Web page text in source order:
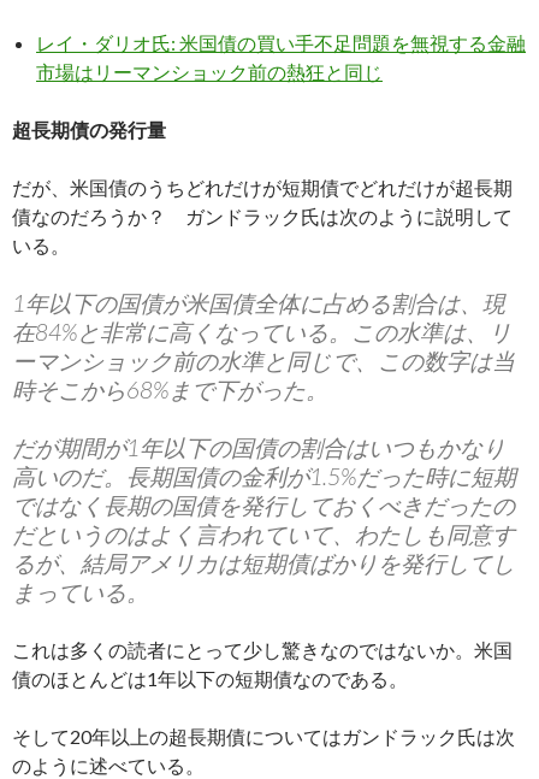
レイ・ダリオ氏: 米国債の買い手不足問題を無視する金融
市場はリーマンショック前の熱狂と同じ
超長期債の発行量
だが、米国債のうちどれだけが短期債でどれだけが超長期
債なのだろうか？ ガンドラック氏は次のように説明して
いる。
1年以下の国債が米国債全体に占める割合は、現
在84%と非常に高くなっている。この水準は、リ
ーマンショック前の水準と同じで、この数字は当
時そこから68%まで下がった。
だが期間が1年以下の国債の割合はいつもかなり
高いのだ。長期国債の金利が1.5%だった時に短期
ではなく長期の国債を発行しておくべきだったの
だというのはよく言われていて、わたしも同意す
るが、結局アメリカは短期債ばかりを発行してし
まっている。
これは多くの読者にとって少し驚きなのではないか。米国
債のほとんどは1年以下の短期債なのである。
そして20年以上の超長期債についてはガンドラック氏は次
のように述べている。